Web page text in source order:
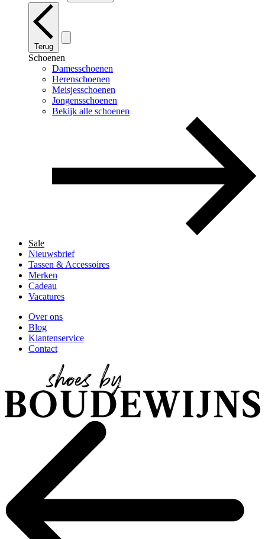
Terug
Schoenen
Damesschoenen
Herenschoenen
Meisjesschoenen
Jongensschoenen
Bekijk alle schoenen
Sale
Nieuwsbrief
Tassen & Accessoires
Merken
Cadeau
Vacatures
Over ons
Blog
Klantenservice
Contact